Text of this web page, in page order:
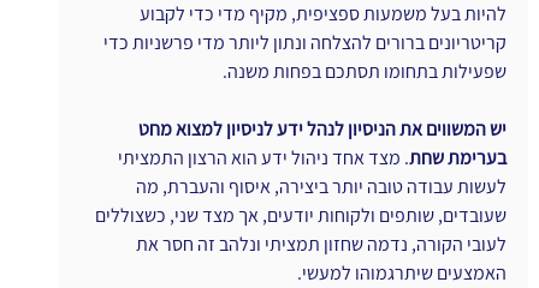
להיות בעל משמעות ספציפית, מקיף מדי כדי לקבוע
קריטריונים ברורים להצלחה ונתון ליותר מדי פרשניות כדי
שפעילות בתחומו תסתכם בפחות משנה.
יש המשווים את הניסיון לנהל ידע לניסיון למצוא מחט
בערימת שחת. מצד אחד ניהול ידע הוא הרצון התמציתי
לעשות עבודה טובה יותר ביצירה, איסוף והעברת, מה
שעובדים, שותפים ולקוחות יודעים, אך מצד שני, כשצוללים
לעובי הקורה, נדמה שחזון תמציתי ונלהב זה חסר את
האמצעים שיתרגמוהו למעשי.